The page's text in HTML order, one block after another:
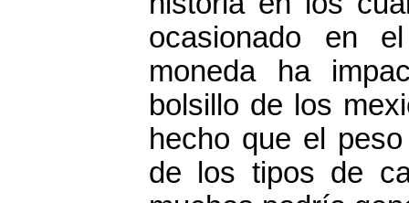
ocasionado en
moneda ha
bolsillo de los
hecho que el
de los tipos de